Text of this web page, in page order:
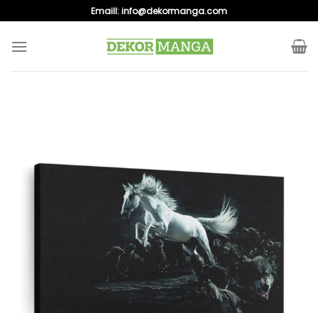
to
content
Emaill:info@dekormanga.com